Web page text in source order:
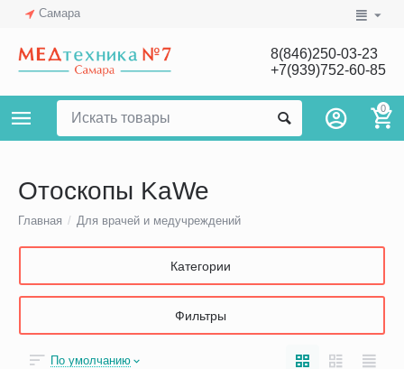
Самара
8(846)250-03-23
+7(939)752-60-85
0
Отоскопы KaWe
Главная / Для врачей и медучреждений
Категории
Фильтры
По умолчанию